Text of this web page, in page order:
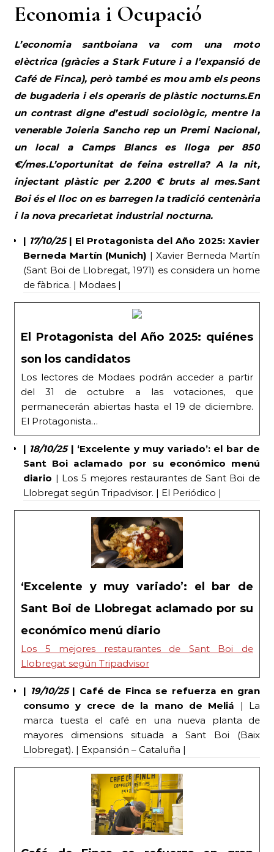
Economia i Ocupació
L’economia santboiana va com una moto
elèctrica (gràcies a Stark Future i a l’expansió de
Café de Finca), però també es mou amb els peons
de bugaderia i els operaris de plàstic nocturns.En
un contrast digne d’estudi sociològic, mentre la
venerable Joieria Sancho rep un Premi Nacional,
un local a Camps Blancs es lloga per 850
€/mes.L’oportunitat de feina estrella? A la nit,
injectant plàstic per 2.200 € bruts al mes.Sant
Boi és el lloc on es barregen la tradició centenària
i la nova precarietat industrial nocturna.
| 17/10/25| El Protagonista del Año 2025: Xavier
Berneda Martín (Munich) | Xavier Berneda Martín
(Sant Boi de Llobregat, 1971) es considera un home
de fàbrica. | Modaes |
El Protagonista del Año 2025: quiénes
son los candidatos
Los lectores de Modaes podrán acceder a partir
del 31 de octubre a las votaciones, que
permanecerán abiertas hasta el 19 de diciembre.
El Protagonista…
| 18/10/25| ‘Excelente y muy variado’: el bar de
Sant Boi aclamado por su económico menú
diario | Los 5 mejores restaurantes de Sant Boi de
Llobregat según Tripadvisor. | El Periódico |
‘Excelente y muy variado’: el bar de
Sant Boi de Llobregat aclamado por su
económico menú diario
Los 5 mejores restaurantes de Sant Boi de
Llobregat según Tripadvisor
| 19/10/25| Café de Finca se refuerza en gran
consumo y crece de la mano de Meliá | La
marca tuesta el café en una nueva planta de
mayores dimensions situada a Sant Boi (Baix
Llobregat). | Expansión – Cataluña |